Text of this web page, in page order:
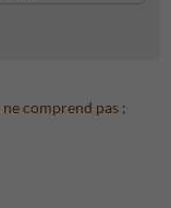
ne comprend pas ;